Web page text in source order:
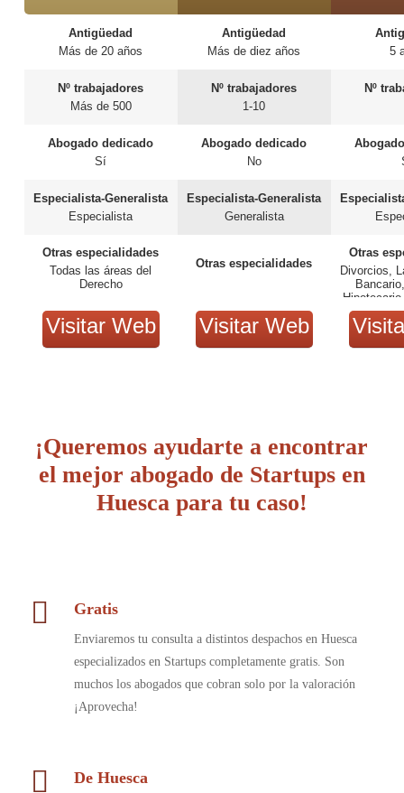
Antigüedad
Más de 20 años
Nº trabajadores
Más de 500
Abogado dedicado
Sí
Especialista-Generalista
Especialista
Otras especialidades
Todas las áreas del
Derecho
Visitar Web
Antigüedad
Más de diez años
Nº trabajadores
1-10
Abogado dedicado
No
Especialista-Generalista
Generalista
Otras especialidades
Visitar Web
5
Nº
Otras
Divorcios,
Civil,
¡Queremos ayudarte a encontrar
el mejor abogado de Startups en
Huesca para tu caso!
Gratis
Enviaremos tu consulta a distintos despachos en Huesca
especializados en Startups completamente gratis. Son
muchos los abogados que cobran solo por la valoración
¡Aprovecha!
De Huesca